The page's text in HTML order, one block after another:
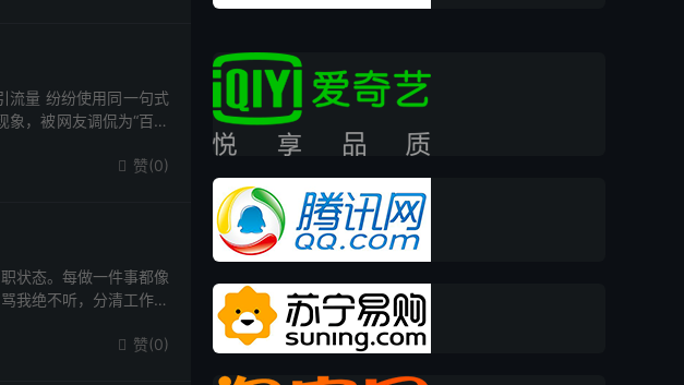
流量 纷纷使用同一句式
，被网友调侃为“百登
 赞(0)
状态。每做一件事都像
我绝不听，分清工作和
 赞(0)